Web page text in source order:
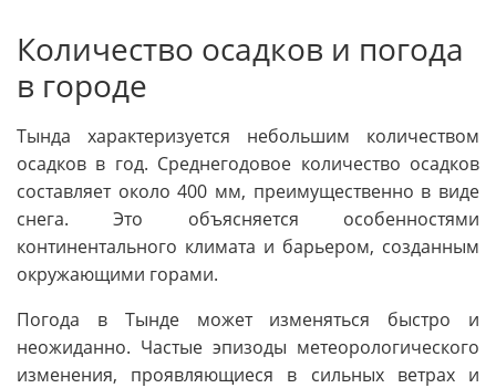
Количество осадков и погода
в городе
Тында характеризуется небольшим количеством
осадков в год. Среднегодовое количество осадков
составляет около 400 мм, преимущественно в виде
снега. Это объясняется особенностями
континентального климата и барьером, созданным
окружающими горами.
Погода в Тынде может изменяться быстро и
неожиданно. Частые эпизоды метеорологического
изменения, проявляющиеся в сильных ветрах и